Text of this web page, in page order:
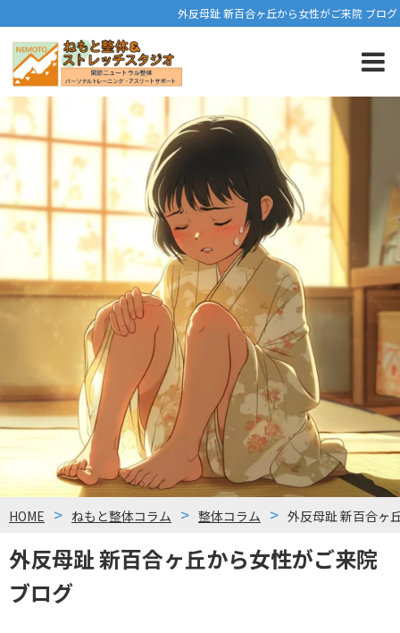
外反母趾 新百合ヶ丘から女性がご来院 ブログ
外反母趾 新百合ヶ丘から女性がご来院
ブログ
HOME ねもと整体コラム 整体コラム 外反母趾 新百合ヶ